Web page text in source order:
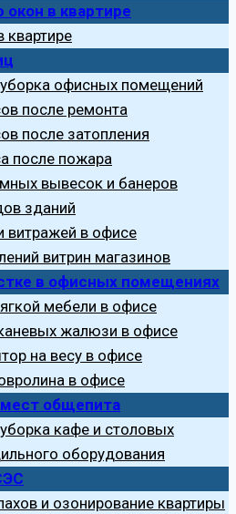
в квартире
квартире
уборка офисных помещений
после ремонта
после затопления
после пожара
вывесок и банеров
зданий
витражей в офисе
витрин магазинов
в офисных помещениях
мебели в офисе
жалюзи в офисе
на весу в офисе
в офисе
мест общепита
кафе и столовых
оборудования
и озонирование квартиры